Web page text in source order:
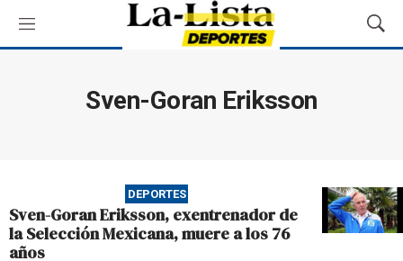
M
e
M
o
ú
s
q
u
Sven-Goran Eriksson
DEPORTES
Sven-Goran Eriksson, exentrenador de
la Selección Mexicana, muere a los 76
años